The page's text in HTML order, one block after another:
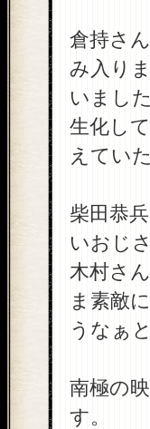
倉持さ
み入り
いまし
生化し
えてい
柴田恭
いおじ
木村さ
ま素敵
うなぁ
南極の
す。